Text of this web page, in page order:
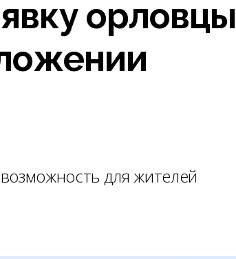
орловцы
для жителей